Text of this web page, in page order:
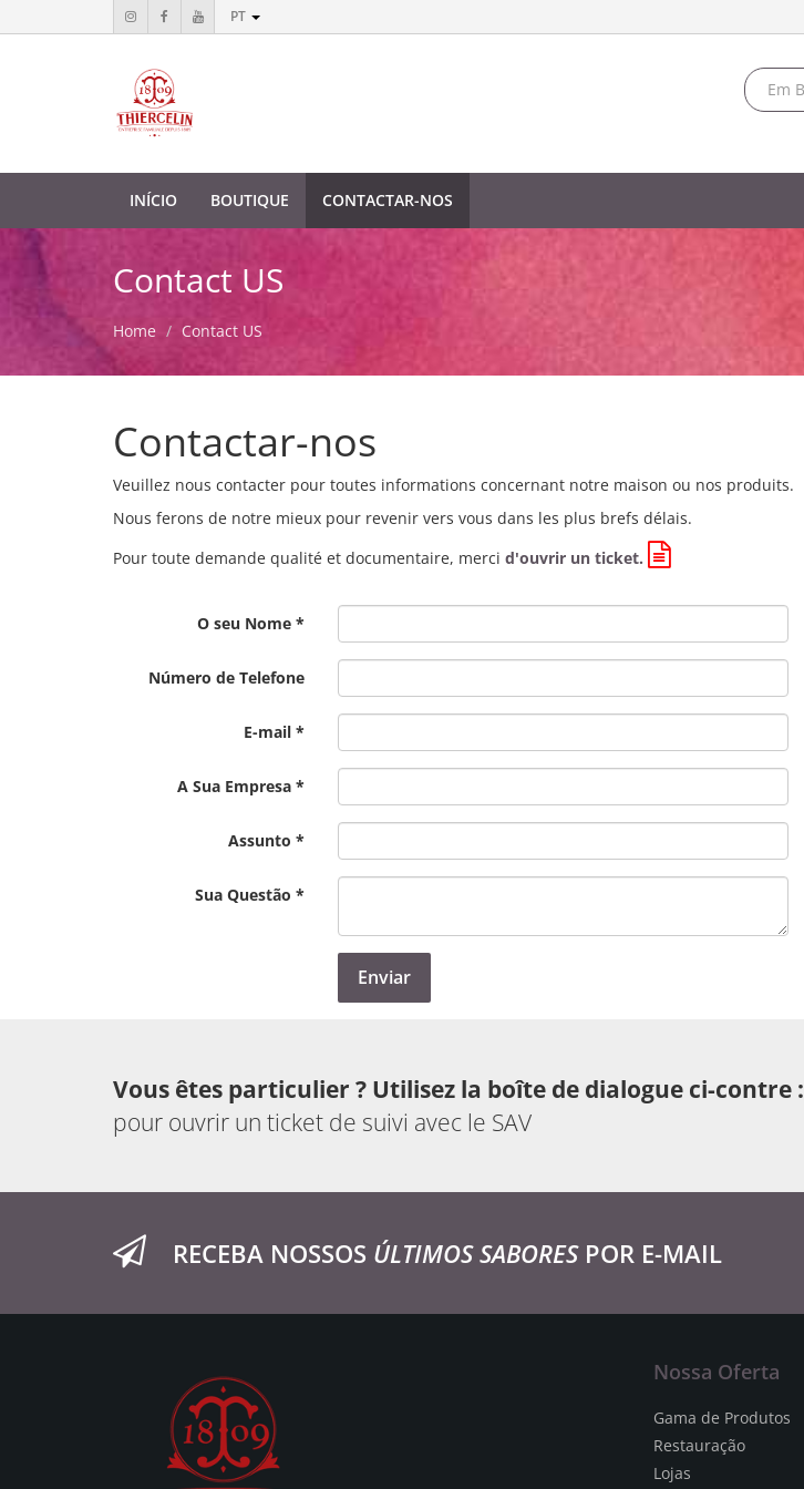
PT
INÍCIO BOUTIQUE CONTACTAR-NOS
Contact US
Home Contact US
Contactar-nos
Veuillez nous contacter pour toutes informations concernant notre maison ou nos produits.
Nous ferons de notre mieux pour revenir vers vous dans les plus brefs délais.
Pour toute demande qualité et documentaire, merci d'ouvrir un ticket.
O seu Nome
Número de Telefone
E-mail
A Sua Empresa
Assunto
Sua Questão
Enviar
Vous êtes particulier ? Utilisez la boîte de dialogue ci-contre :
pour ouvrir un ticket de suivi avec le SAV
RECEBA NOSSOS ÚLTIMOS SABORESPOR E-MAIL
Nossa Oferta
Gama de Produtos
Restauração
Lojas